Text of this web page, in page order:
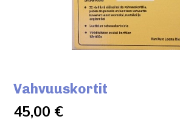
Vahvuuskortit
45,00 €